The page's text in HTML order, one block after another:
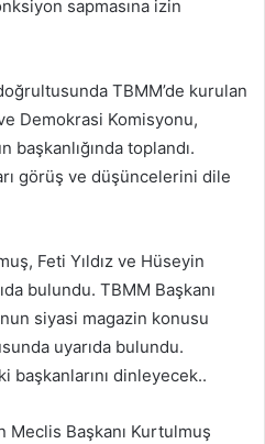
sapmasına izin
TBMM’de kurulan
Demokrasi Komisyonu,
başkanlığında toplandı.
görüş ve düşüncelerini dile
Feti Yıldız ve Hüseyin
bulundu. TBMM Başkanı
siyasi magazin konusu
uyarıda bulundu.
başkanlarını dinleyecek..
Meclis Başkanı Kurtulmuş